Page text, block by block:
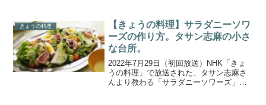
家政婦志麻さんコストコ料理祭り！アレ
ンジ14連発...
きょうの料理
【きょうの料理】サラダニーソワ
ーズの作り方。タサン志麻の小さ
な台所。
2022年7月29日（初回放送）NHK「きょ
うの料理」で放送された、タサン志麻さ
んより教わる「サラダニーソワーズ」の